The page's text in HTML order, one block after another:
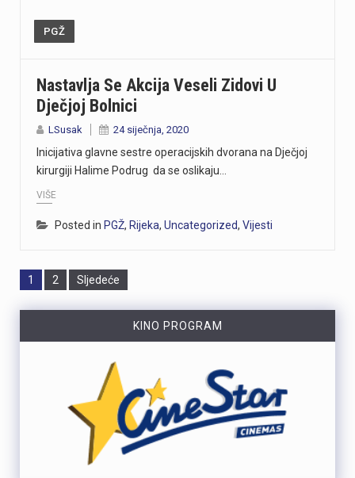
PGŽ
Nastavlja Se Akcija Veseli Zidovi U
Dječjoj Bolnici
LSusak 24 siječnja, 2020
Inicijativa glavne sestre operacijskih dvorana na Dječjoj
kirurgiji Halime Podrug da se oslikaju…
VIŠE
Posted in PGŽ, Rijeka, Uncategorized, Vijesti
Page
1 Page
2 Sljedeće
KINO PROGRAM